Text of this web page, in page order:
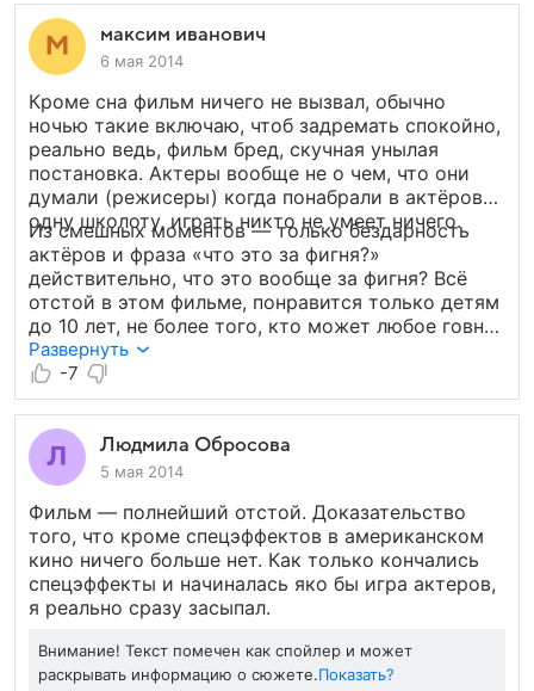
максим иванович
6 мая 2014
Кроме сна фильм ничего не вызвал, обычно
ночью такие включаю, чтоб задремать спокойно,
реально ведь, фильм бред, скучная унылая
постановка. Актеры вообще не о чем, что они
думали (режисеры) когда понабрали в актёров
одну школоту, играть никто не умеет ничего.
Из смешных моментов — только бездарность
актёров и фраза «что это за фигня?»
действительно, что это вообще за фигня? Всё
отстой в этом фильме, понравится только детям
до 10 лет, не более того, кто может любое говно
принять за хороший фильм, или блондинкам,
кому ж ещё.
Развернуть
-7
Людмила Обросова
5 мая 2014
Фильм — полнейший отстой. Доказательство
того, что кроме спецэффектов в американском
кино ничего больше нет. Как только кончались
спецэффекты и начиналась яко бы игра актеров,
я реально сразу засыпал.
Внимание! Текст помечен как спойлер и может
раскрывать информацию о сюжете.Показать?